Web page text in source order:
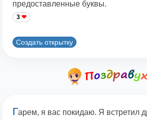
предоставленные буквы.
3
Создать открытку
Гарем, я вас покидаю. Я встретил